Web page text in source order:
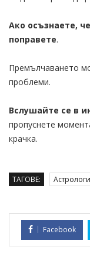
Ако осъзнаете,
поправете.
Премълчаването
проблеми.
Вслушайте се в
пропуснете
крачка.
ТАГОВЕ:
Facebook